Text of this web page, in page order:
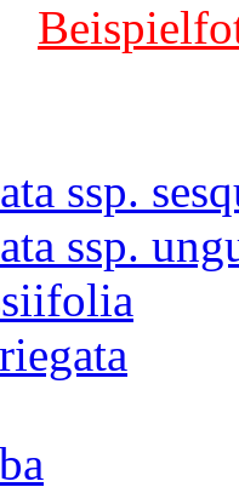
ssp.
ssp.